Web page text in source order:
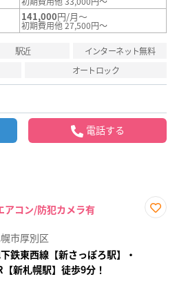
141,000円/月～
初期費用他 27,500円～
駅近
インターネット無料
オートロック
電話する
コン/防犯カメラ有
市厚別区
鉄東西線【新さっぽろ駅】・
【新札幌駅】徒歩9分！